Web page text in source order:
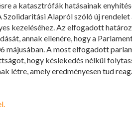
a katasztrófák hatásainak
Alapról szóló új
kezeléséhez. Az elfogadott
annak ellenére, hogy a
májusában. A most elfogadott
hogy késlekedés nélkül
létre, amely eredményesen tud